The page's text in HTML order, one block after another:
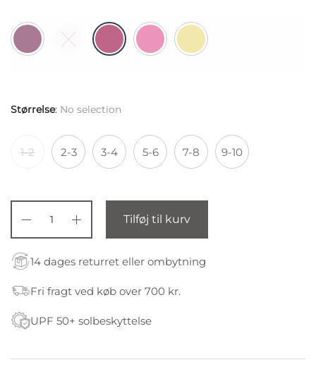
Størrelse: No selection
1-2 2-3 3-4 5-6 7-8 9-10
Tilføj til kurv
14 dages returret eller ombytning
Fri fragt ved køb over 700 kr.
UPF 50+ solbeskyttelse